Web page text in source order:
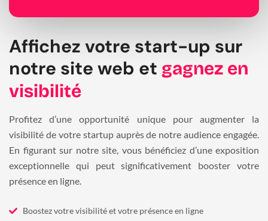
Affichez votre start-up sur
notre site web et gagnez en
visibilité
Profitez d’une opportunité unique pour augmenter la
visibilité de votre startup auprès de notre audience engagée.
En figurant sur notre site, vous bénéficiez d’une exposition
exceptionnelle qui peut significativement booster votre
présence en ligne.
Boostez votre visibilité et votre présence en ligne